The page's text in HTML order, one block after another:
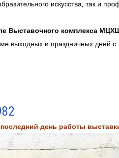
МЦХШ ПРИ РАХ
искусства, так и
Выставочного комплекса
выходных и праздничных дней
день работы